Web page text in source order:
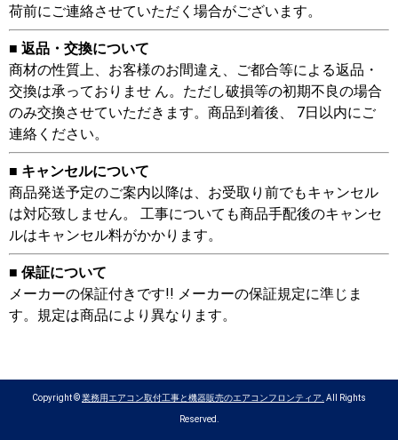
荷前にご連絡させていただく場合がございます。
■ 返品・交換について
商材の性質上、お客様のお間違え、ご都合等による返品・
交換は承っておりませ ん。ただし破損等の初期不良の場合
のみ交換させていただきます。商品到着後、 7日以内にご
連絡ください。
■ キャンセルについて
商品発送予定のご案内以降は、お受取り前でもキャンセル
は対応致しません。 工事についても商品手配後のキャンセ
ルはキャンセル料がかかります。
■ 保証について
メーカーの保証付きです!! メーカーの保証規定に準じま
す。規定は商品により異なります。
Copyright ©業務用エアコン取付工事と機器販売のエアコンフロンティア. All Rights
Reserved.